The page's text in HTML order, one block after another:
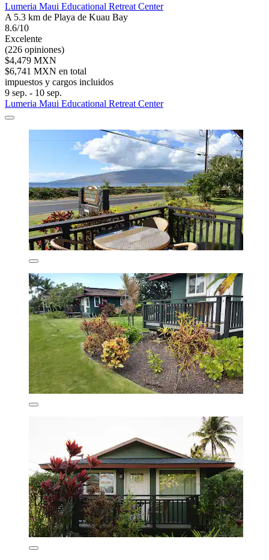
Lumeria Maui Educational Retreat Center
A 5.3 km de Playa de Kuau Bay
8.6/10
Excelente
(226 opiniones)
$4,479 MXN
$6,741 MXN en total
impuestos y cargos incluidos
9 sep. - 10 sep.
Lumeria Maui Educational Retreat Center